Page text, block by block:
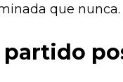
que nunca.
partido